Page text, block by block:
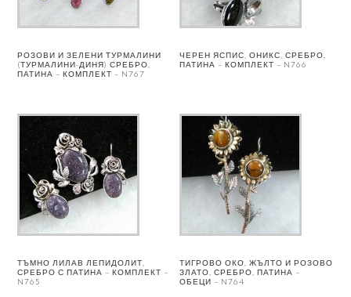
РОЗОВИ И ЗЕЛЕНИ ТУРМАЛИНИ
(ТУРМАЛИНИ-ДИНЯ) СРЕБРО,
ПАТИНА – КОМПЛЕКТ – N767
ЧЕРЕН ЯСПИС, ОНИКС, СРЕБРО,
ПАТИНА – КОМПЛЕКТ – N766
ТЪМНО ЛИЛАВ ЛЕПИДОЛИТ,
СРЕБРО С ПАТИНА – КОМПЛЕКТ –
N765
ТИГРОВО ОКО, ЖЪЛТО И РОЗОВО
ЗЛАТО, СРЕБРО, ПАТИНА –
ОБЕЦИ – N764